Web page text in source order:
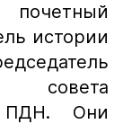
истории
совета
ПДН. Они